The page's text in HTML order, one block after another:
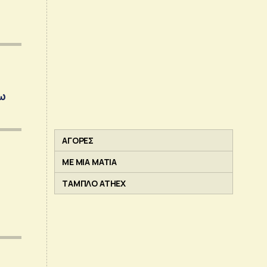
ΑΓΟΡΕΣ
ΜΕ ΜΙΑ ΜΑΤΙΑ
ΤΑΜΠΛΟ ATHEX